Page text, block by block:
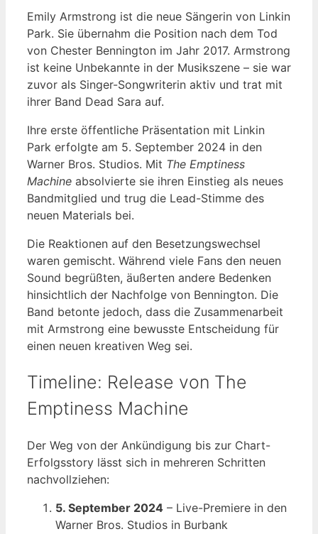
Emily Armstrong ist die neue Sängerin von Linkin
Park. Sie übernahm die Position nach dem Tod
von Chester Bennington im Jahr 2017. Armstrong
ist keine Unbekannte in der Musikszene – sie war
zuvor als Singer-Songwriterin aktiv und trat mit
ihrer Band Dead Sara auf.
Ihre erste öffentliche Präsentation mit Linkin
Park erfolgte am 5. September 2024 in den
Warner Bros. Studios. Mit The Emptiness
Machine absolvierte sie ihren Einstieg als neues
Bandmitglied und trug die Lead-Stimme des
neuen Materials bei.
Die Reaktionen auf den Besetzungswechsel
waren gemischt. Während viele Fans den neuen
Sound begrüßten, äußerten andere Bedenken
hinsichtlich der Nachfolge von Bennington. Die
Band betonte jedoch, dass die Zusammenarbeit
mit Armstrong eine bewusste Entscheidung für
einen neuen kreativen Weg sei.
Timeline: Release von The
Emptiness Machine
Der Weg von der Ankündigung bis zur Chart-
Erfolgsstory lässt sich in mehreren Schritten
nachvollziehen:
5. September 2024 – Live-Premiere in den
Warner Bros. Studios in Burbank